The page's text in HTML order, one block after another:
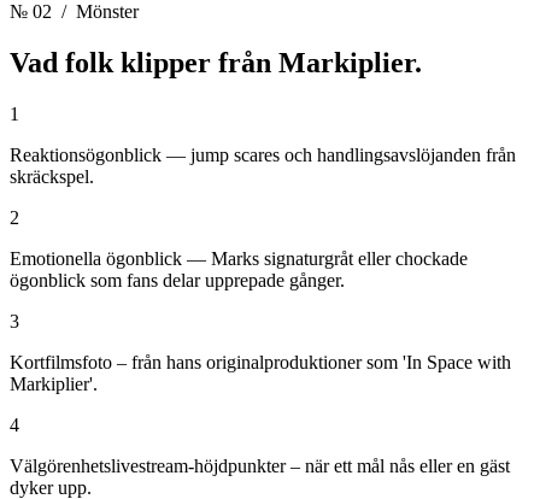
№ 02 / Mönster
Vad folk klipper från Markiplier.
1
Reaktionsögonblick — jump scares och handlingsavslöjanden från
skräckspel.
2
Emotionella ögonblick — Marks signaturgråt eller chockade
ögonblick som fans delar upprepade gånger.
3
Kortfilmsfoto – från hans originalproduktioner som 'In Space with
Markiplier'.
4
Välgörenhetslivestream-höjdpunkter – när ett mål nås eller en gäst
dyker upp.